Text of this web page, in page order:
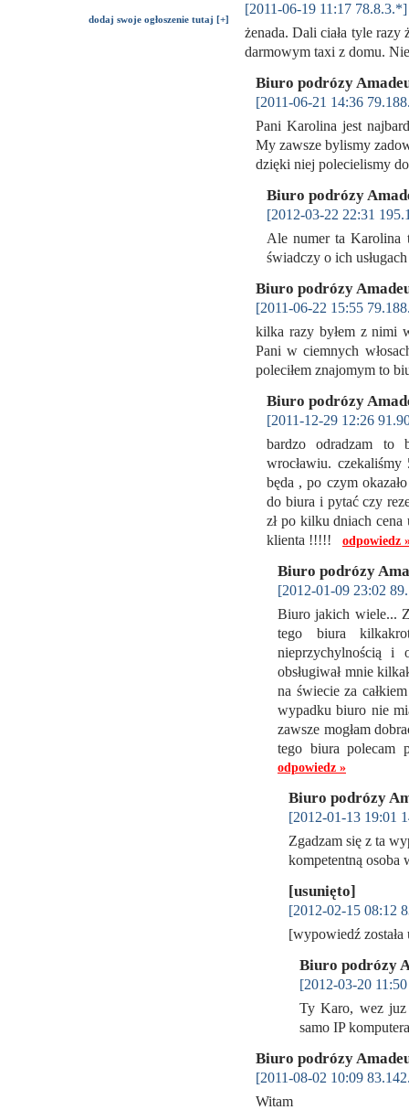
dodaj swoje ogłoszenie tutaj [+]
[2011-06-19 11:17 78.8.3.*]
żenada. Dali ciała tyle
darmowym taxi z domu.
Biuro podrózy
[2011-06-21 14:36
Pani Karolina jest
My zawsze bylismy
dzięki niej polecielismy
Biuro podrózy
[2012-03-22 22:31
Ale numer ta Karolina
świadczy o ich
Biuro podrózy
[2011-06-22 15:55
kilka razy byłem z nimi
Pani w ciemnych
poleciłem znajomym to
Biuro podrózy
[2011-12-29 12:26
bardzo odradzam to
wrocławiu.
będa , po czym
do biura i pytać czy
zł po kilku dniach cena
klienta !!!!! odpowiedz
Biuro podrózy
[2012-01-09 23:02
Biuro jakich wiele...
tego biura
nieprzychylnością i
obsługiwał mnie
na świecie za
wypadku biuro nie
zawsze mogłam
tego biura
odpowiedz »
Biuro podrózy
[2012-01-13 19:01
Zgadzam się z ta
kompetentną
[usunięto]
[2012-02-15 08:12
[wypowiedź
Biuro podrózy
[2012-03-20
Ty Karo, wez juz
samo IP
Biuro podrózy
[2011-08-02 10:09
Witam